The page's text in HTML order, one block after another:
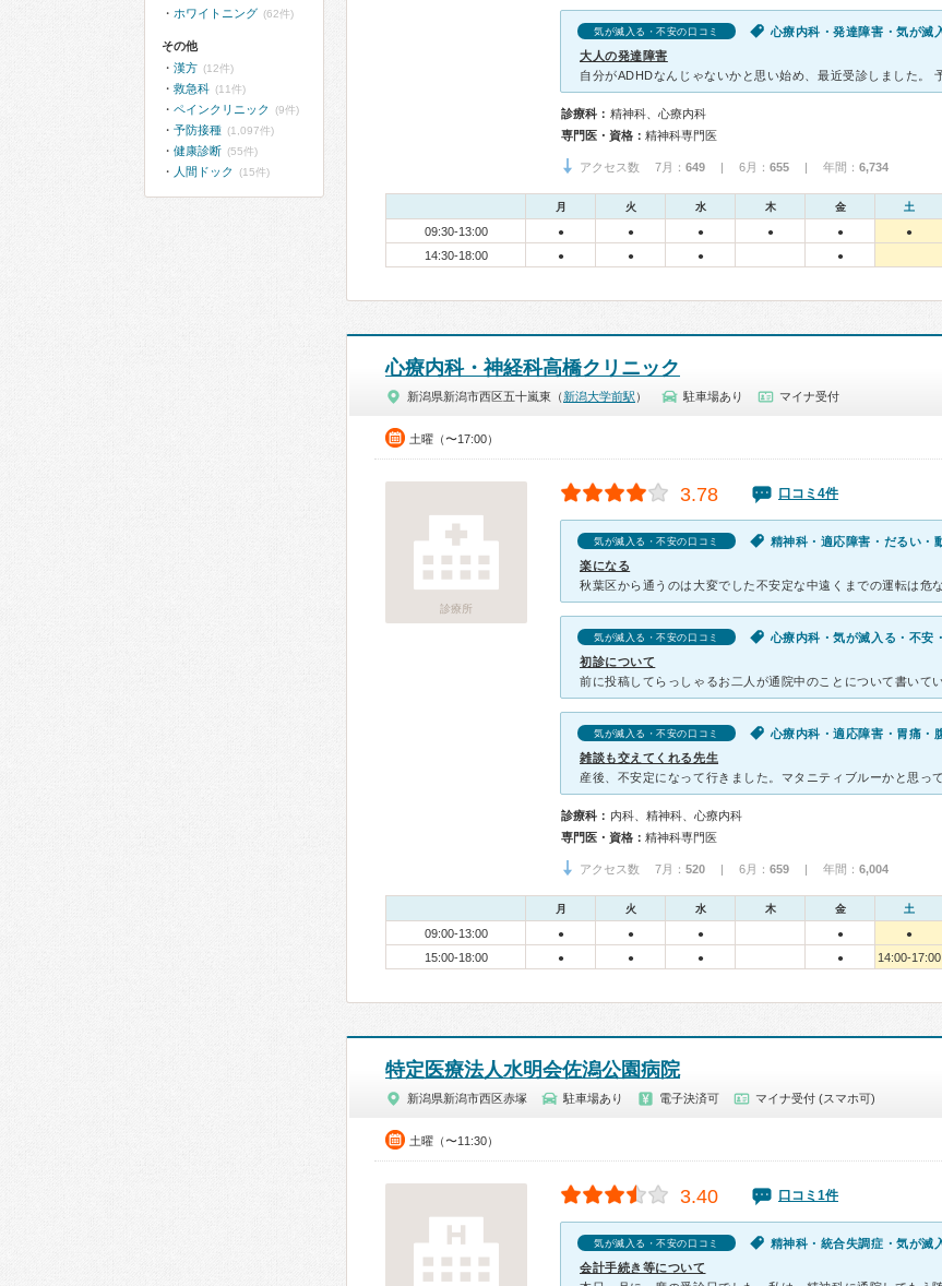
気が滅入る・不安の口コミ
大人の発達障害
診療科： 精神科、心療内科
専門医・資格： 精神科専門医
アクセス数 7月： 649 | 6月： 655 | 年間： 6,734
月 火 水 木 金 土
09:30-13:00 ● ● ● ● ● ●
14:30-18:00 ● ● ● ●
心療内科・神経科高橋クリニック
新潟県新潟市西区五十嵐東（ 新潟大学前駅 ） 駐車場あり マイナ受付
土曜（〜17:00）
診療所
3.78 口コミ4件
気が滅入る・不安の口コミ
楽になる
気が滅入る・不安の口コミ
初診について
気が滅入る・不安の口コミ
雑談も交えてくれる先生
診療科： 内科、精神科、心療内科
専門医・資格： 精神科専門医
アクセス数 7月： 520 | 6月： 659 | 年間： 6,004
月 火 水 木 金 土
09:00-13:00 ● ● ● ● ●
15:00-18:00 ● ● ● ● 14:00-17:00
特定医療法人水明会佐潟公園病院
新潟県新潟市西区赤塚 駐車場あり 電子決済可 マイナ受付 (スマホ可)
土曜（〜11:30）
3.40 口コミ1件
気が滅入る・不安の口コミ
会計手続き等について
ホワイトニング (62件)
その他
漢方 (12件)
救急科 (11件)
ペインクリニック (9件)
予防接種 (1,097件)
健康診断 (55件)
人間ドック (15件)